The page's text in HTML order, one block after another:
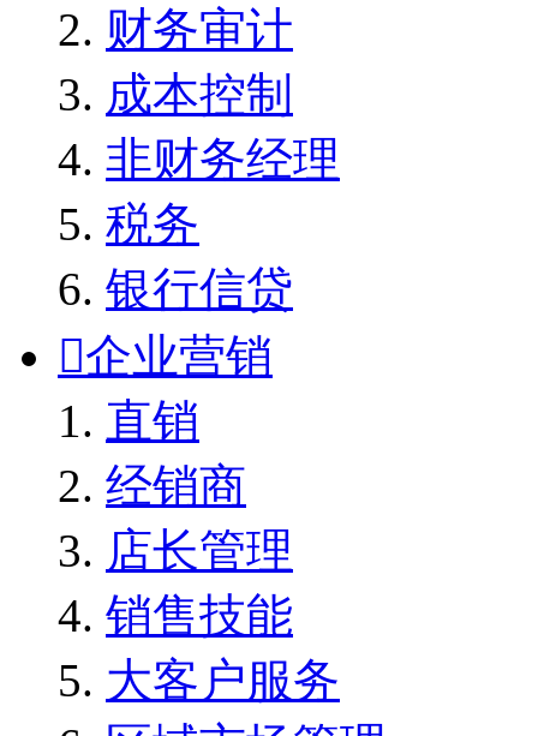
财务审计
成本控制
非财务经理
税务
银行信贷
企业营销
直销
经销商
店长管理
销售技能
大客户服务